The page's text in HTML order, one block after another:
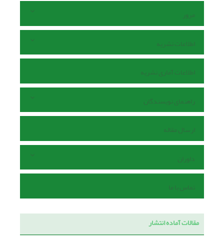
مرور
اطلاعات نشریه
اطلاعات آماری نشریه
راهنمای نویسندگان
ارسال مقاله
داوران
تماس با ما
مقالات آماده انتشار